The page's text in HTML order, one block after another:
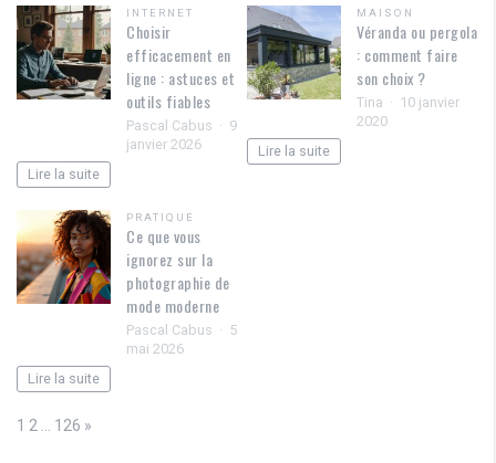
INTERNET
Choisir
efficacement en
ligne : astuces et
outils fiables
Pascal Cabus
9
janvier 2026
Lire la suite
MAISON
Véranda ou pergola
: comment faire
son choix ?
Tina
10 janvier
2020
Lire la suite
PRATIQUE
Ce que vous
ignorez sur la
photographie de
mode moderne
Pascal Cabus
5
mai 2026
Lire la suite
Page:
1 2 126 Next
»